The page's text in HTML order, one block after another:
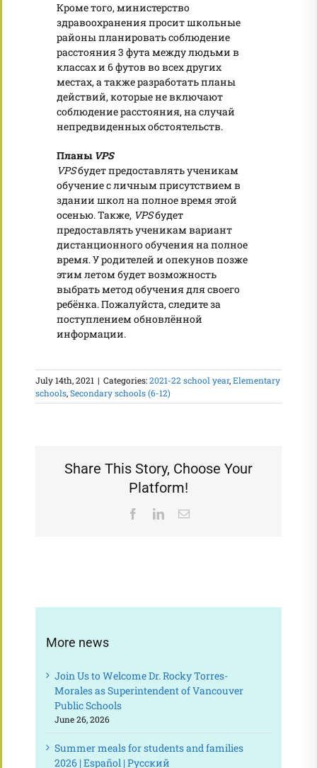
Кроме того, министерство
здравоохранения просит школьные
районы планировать соблюдение
расстояния 3 фута между людьми в
классах и 6 футов во всех других
местах, а также разработать планы
действий, которые не включают
соблюдение расстояния, на случай
непредвиденных обстоятельств.
Планы VPS
VPSбудет предоставлять ученикам
обучение с личным присутствием в
здании школ на полное время этой
осенью. Также, VPSбудет
предоставлять ученикам вариант
дистанционного обучения на полное
время. У родителей и опекунов позже
этим летом будет возможность
выбрать метод обучения для своего
ребёнка. Пожалуйста, следите за
поступлением обновлённой
информации.
July 14th, 2021 | Categories:2021-22 school year,Elementary
schools,Secondary schools (6-12)
Share This Story, Choose Your
Platform!
FacebookLinkedInEmail
More news
Join Us to Welcome Dr. Rocky Torres-
Morales as Superintendent of Vancouver
Public Schools
June 26, 2026
Summer meals for students and families
2026 | Español | Русский